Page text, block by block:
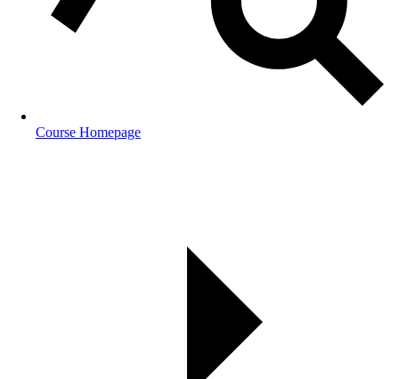
Course Homepage